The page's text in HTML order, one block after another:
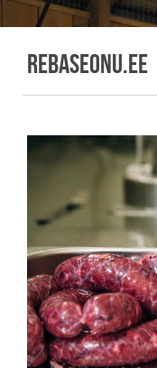
Rebaseonu.EE